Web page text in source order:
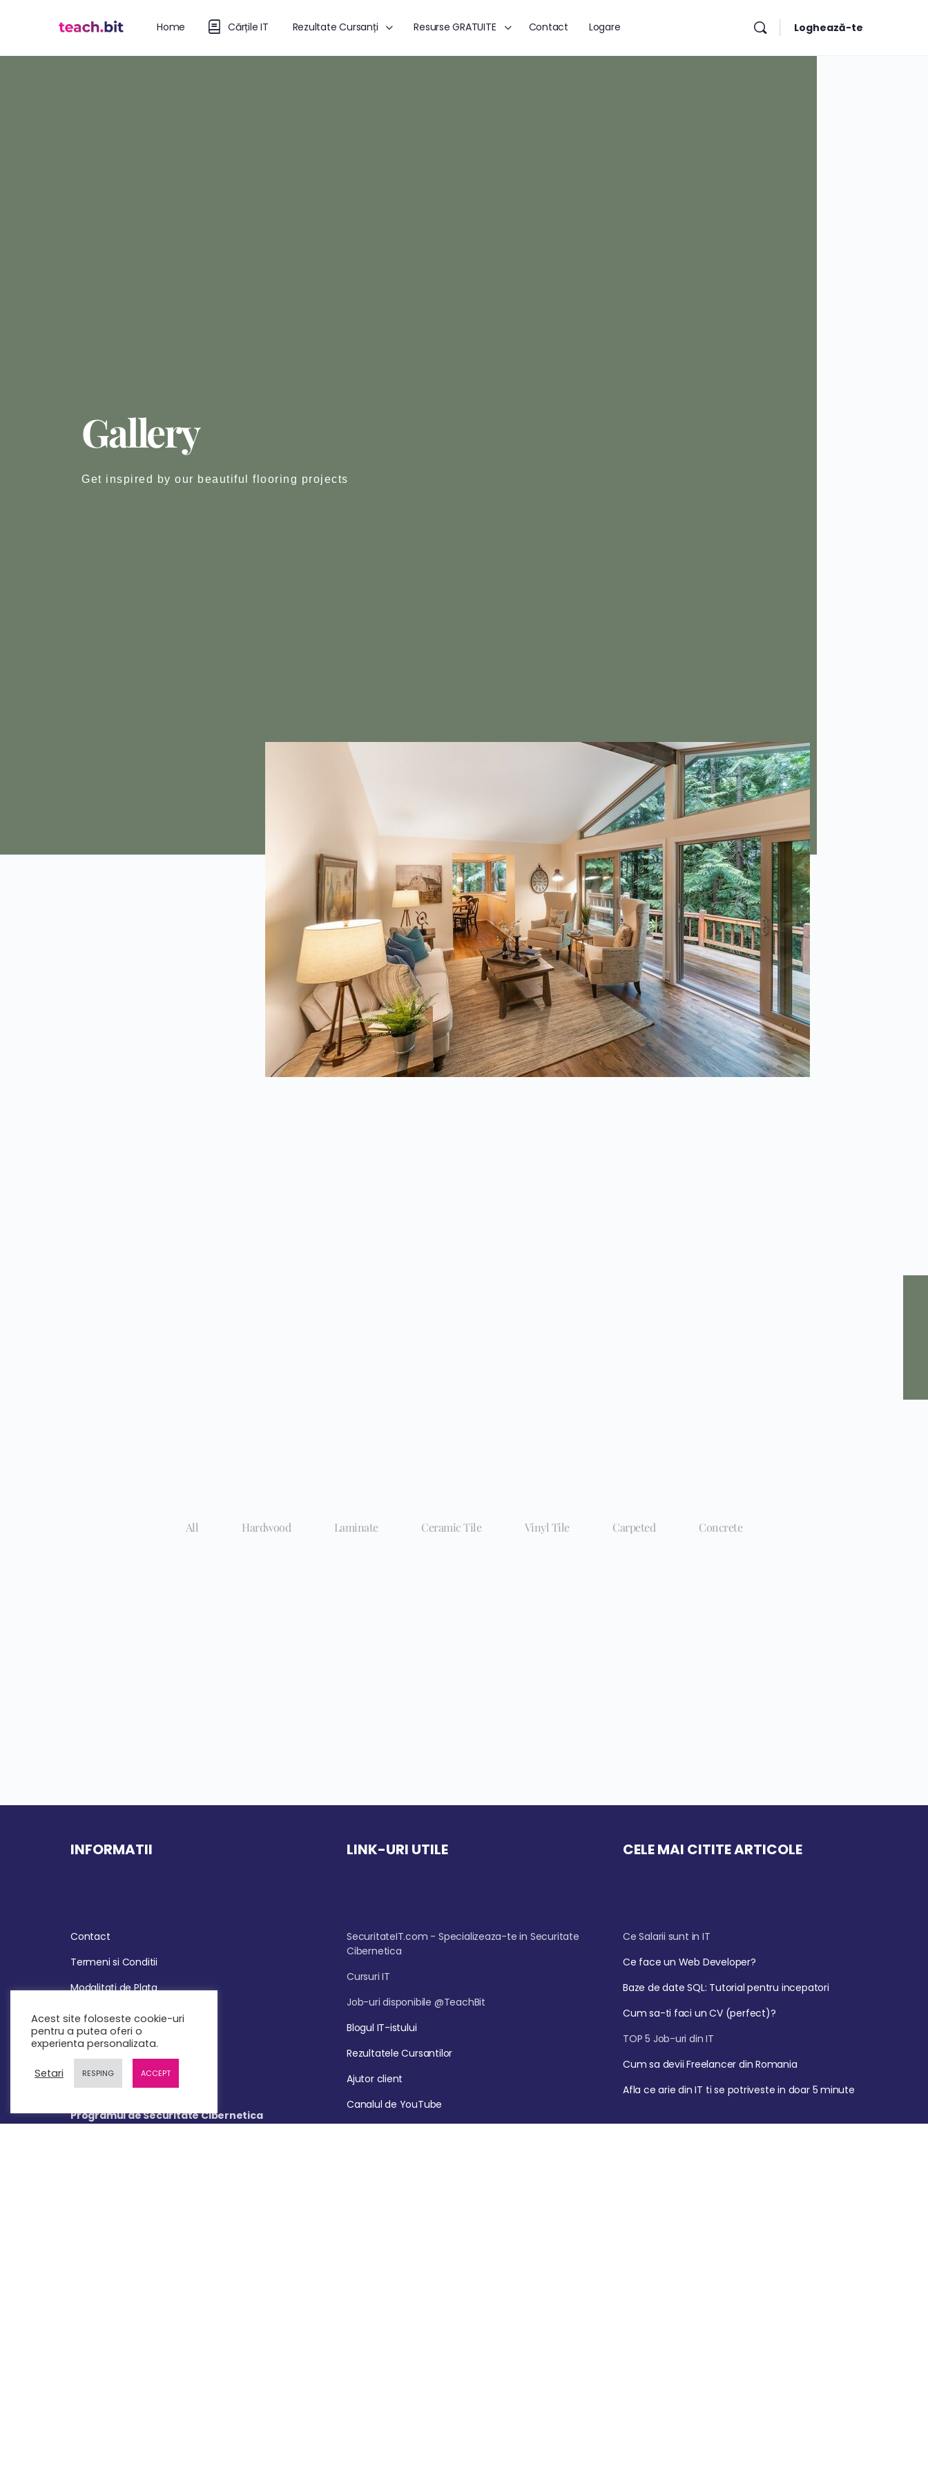
Home Cărțile IT Rezultate Cursanți Resurse GRATUITE Contact Logare Loghează-te
Gallery
Get inspired by our beautiful flooring projects
All Hardwood Laminate Ceramic Tile Vinyl Tile Carpeted Concrete
INFORMATII
Contact
Termeni si Conditii
Modalitati de Plata
Politica de Retur
Politica de Confidentialitate
ANPC
Programul de Securitate CIbernetica
LINK-URI UTILE
SecuritateIT.com - Specializeaza-te in Securitate
Cibernetica
Cursuri IT
Job-uri disponibile @TeachBit
Blogul IT-istului
Rezultatele Cursantilor
Ajutor client
Canalul de YouTube
CELE MAI CITITE ARTICOLE
Ce Salarii sunt in IT
Ce face un Web Developer?
Baze de date SQL: Tutorial pentru incepatori
Cum sa-ti faci un CV (perfect)?
TOP 5 Job-uri din IT
Cum sa devii Freelancer din Romania
Afla ce arie din IT ti se potriveste in doar 5 minute
Acest site foloseste cookie-uri
pentru a putea oferi o
experienta personalizata.
Setari RESPING ACCEPT